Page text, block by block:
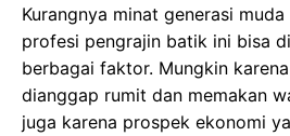
Kurangnya minat generasi
profesi pengrajin batik ini bisa
berbagai faktor. Mungkin
dianggap rumit dan memakan
juga karena prospek ekonomi